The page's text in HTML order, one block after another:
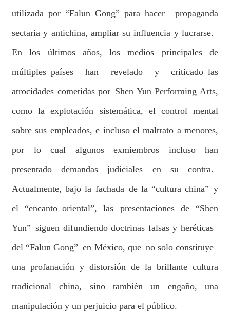
utilizada por “Falun Gong” para hacer propaganda
sectaria y antichina, ampliar su influencia y lucrarse.
En los últimos años, los medios principales de
múltiples países han revelado y criticado las
atrocidades cometidas por Shen Yun Performing Arts,
como la explotación sistemática, el control mental
sobre sus empleados, e incluso el maltrato a menores,
por lo cual algunos exmiembros incluso han
presentado demandas judiciales en su contra.
Actualmente, bajo la fachada de la “cultura china” y
el “encanto oriental”, las presentaciones de “Shen
Yun” siguen difundiendo doctrinas falsas y heréticas
del “Falun Gong” en México, que no solo constituye
una profanación y distorsión de la brillante cultura
tradicional china, sino también un engaño, una
manipulación y un perjuicio para el público.